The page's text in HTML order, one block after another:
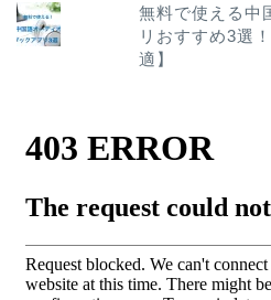
無料で使える中
リおすすめ3選
適】